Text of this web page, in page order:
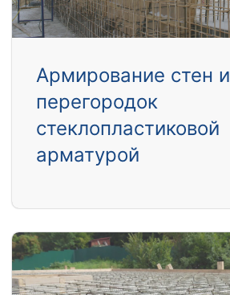
Армирование стен и
перегородок
стеклопластиковой
арматурой